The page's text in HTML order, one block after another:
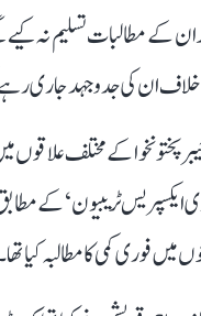
کے مطالبات تسلیم نہ کیے
ان کی جدوجہد جاری
اور خیبر پختونخوا کے
ٹریبیون‘ کے
فوری کمی کا مطالبہ کیا